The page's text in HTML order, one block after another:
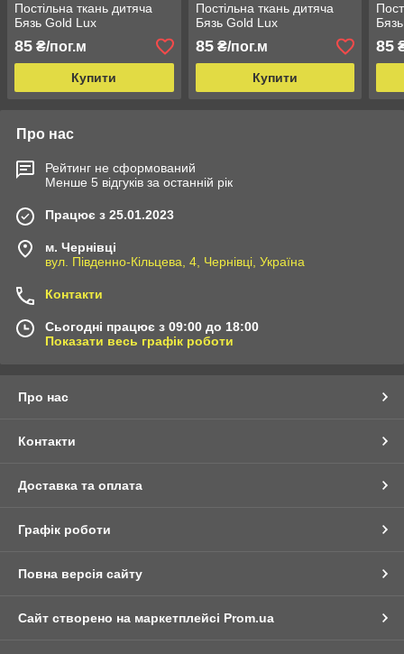
Постільна ткань дитяча
Бязь Gold Lux
85 ₴/пог.м
Купити
Постільна ткань дитяча
Бязь Gold Lux
85₴/пог.м
Купити
85
Про нас
Рейтинг не сформований
Менше 5 відгуків за останній рік
Працює з 25.01.2023
м. Чернівці
вул. Південно-Кільцева, 4, Чернівці, Україна
Контакти
Сьогодні працює з 09:00 до 18:00
Показати весь графік роботи
Про нас
Контакти
Доставка та оплата
Графік роботи
Повна версія сайту
Сайт створено на маркетплейсі Prom.ua